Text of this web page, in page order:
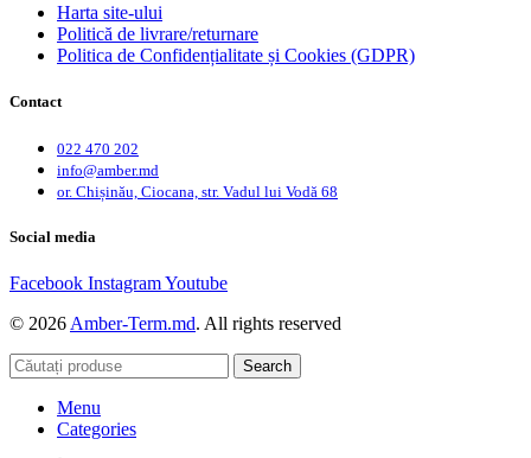
Harta site-ului
Politică de livrare/returnare
Politica de Confidențialitate și Cookies (GDPR)
Contact
022 470 202
info@amber.md
or. Chișinău, Ciocana, str. Vadul lui Vodă 68
Social media
Facebook InstagramYoutube
© 2026 Amber-Term.md. All rights reserved
Search
Menu
Categories